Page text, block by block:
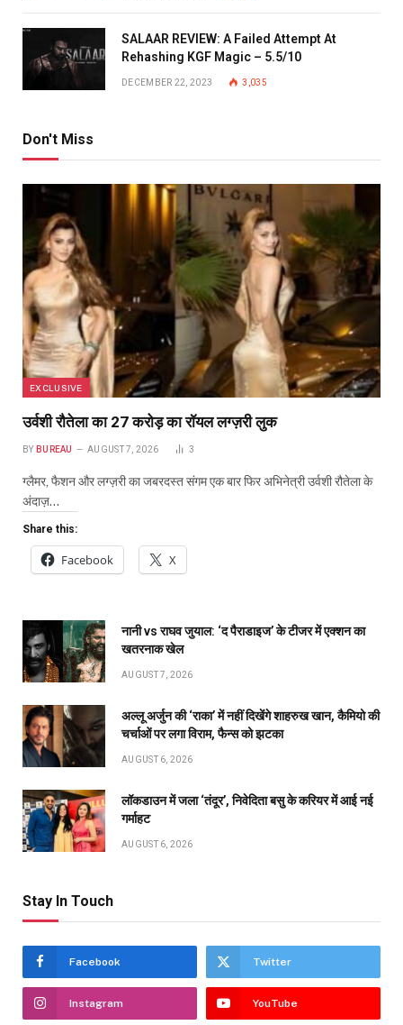
SALAAR REVIEW: A Failed Attempt At
Rehashing KGF Magic – 5.5/10
DECEMBER 22, 2023 3,035
Don't Miss
EXCLUSIVE
उर्वशी रौतेला का ₹27 करोड़ का रॉयल लग्ज़री लुक
BY BUREAU AUGUST 7, 2026 3
ग्लैमर, फैशन और लग्ज़री का जबरदस्त संगम एक बार फिर अभिनेत्री उर्वशी रौतेला के
अंदाज़…
Share this:
Facebook X
नानी vs राघव जुयाल: ‘द पैराडाइज’ के टीजर में एक्शन का
खतरनाक खेल
AUGUST 7, 2026
अल्लू अर्जुन की ‘राका’ में नहीं दिखेंगे शाहरुख खान, कैमियो की
चर्चाओं पर लगा विराम, फैन्स को झटका
AUGUST 6, 2026
लॉकडाउन में जला ‘तंदूर’, निवेदिता बसु के करियर में आई नई
गर्माहट
AUGUST 6, 2026
Stay In Touch
Facebook Twitter
Instagram YouTube